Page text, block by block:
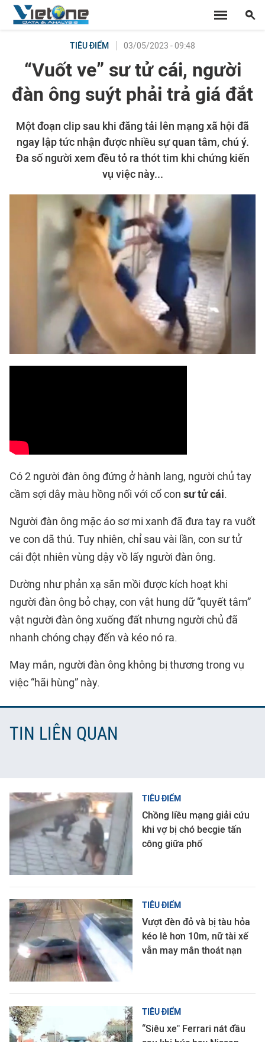
TIÊU ĐIỂM 03/05/2023 - 09:48
“Vuốt ve” sư tử cái, người
đàn ông suýt phải trả giá đắt
Một đoạn clip sau khi đăng tải lên mạng xã hội đã
ngay lập tức nhận được nhiều sự quan tâm, chú ý.
Đa số người xem đều tỏ ra thót tim khi chứng kiến
vụ việc này...
Có 2 người đàn ông đứng ở hành lang, người chủ tay
cầm sợi dây màu hồng nối với cổ con sư tử cái.
Người đàn ông mặc áo sơ mi xanh đã đưa tay ra vuốt
ve con dã thú. Tuy nhiên, chỉ sau vài lần, con sư tử
cái đột nhiên vùng dậy vồ lấy người đàn ông.
Dường như phản xạ săn mồi được kích hoạt khi
người đàn ông bỏ chạy, con vật hung dữ “quyết tâm”
vật người đàn ông xuống đất nhưng người chủ đã
nhanh chóng chạy đến và kéo nó ra.
May mắn, người đàn ông không bị thương trong vụ
việc “hãi hùng” này.
TIN LIÊN QUAN
TIÊU ĐIỂM
Chồng liều mạng giải cứu
khi vợ bị chó becgie tấn
công giữa phố
TIÊU ĐIỂM
Vượt đèn đỏ và bị tàu hỏa
kéo lê hơn 10m, nữ tài xế
vẫn may mắn thoát nạn
TIÊU ĐIỂM
“Siêu xe" Ferrari nát đầu